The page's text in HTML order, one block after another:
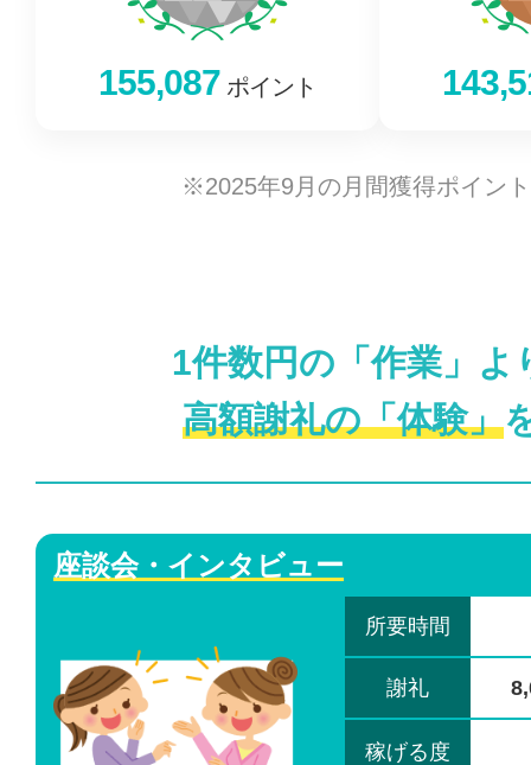
155,087 ポイント
※2025年9月の月間獲得ポイン
1件数円の「作業」よ
高額謝礼の「体験」
座談会・インタビュー
所要時間
謝礼
稼げる度